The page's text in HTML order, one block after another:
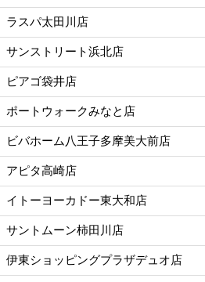
ラスパ太田川店
サンストリート浜北店
ピアゴ袋井店
ポートウォークみなと店
ビバホーム八王子多摩美大前店
アピタ高崎店
イトーヨーカドー東大和店
サントムーン柿田川店
伊東ショッピングプラザデュオ店